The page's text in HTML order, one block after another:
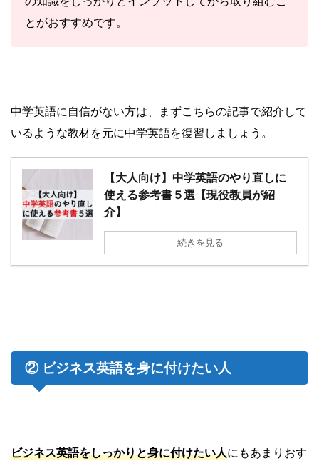
とがおすすめです。
中学英語に自信がない方は、まずこちらの記事で紹介して
いるような教材を元に中学英語を復習しましょう。
【大人向け】中学英語のやり直しに
使える参考書５選【現役教員が紹
介】
続きを見る
② ビジネス英語を身に付けたい人
ビジネス英語をしっかりと身に付けたい人にもあまりおす